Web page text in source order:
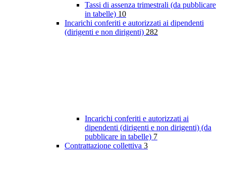
Tassi di assenza trimestrali (da pubblicare
in tabelle) 10
Incarichi conferiti e autorizzati ai dipendenti
(dirigenti e non dirigenti) 282
Incarichi conferiti e autorizzati ai
dipendenti (dirigenti e non dirigenti) (da
pubblicare in tabelle) 7
Contrattazione collettiva 3